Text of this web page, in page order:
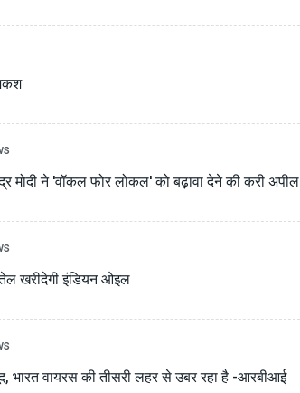
मोदी ने 'वॉकल फोर लोकल' को बढ़ावा देने की करी अपील
खरीदेगी इंडियन ओइल
भारत वायरस की तीसरी लहर से उबर रहा है -आरबीआई